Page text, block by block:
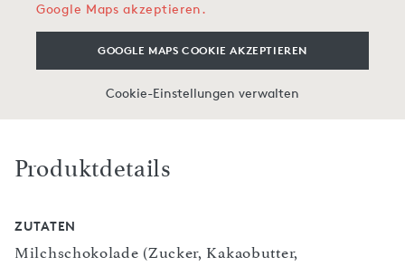
Google Maps akzeptieren.
GOOGLE MAPS COOKIE AKZEPTIEREN
Cookie-Einstellungen verwalten
Produktdetails
ZUTATEN
Milchschokolade (Zucker, Kakaobutter,